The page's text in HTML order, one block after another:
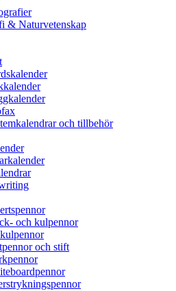
& Naturvetenskap
och tillbehör
och kulpennor
och stift